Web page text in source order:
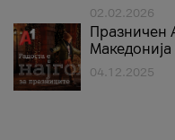
02.02.2026
Празничен
04.12.2025